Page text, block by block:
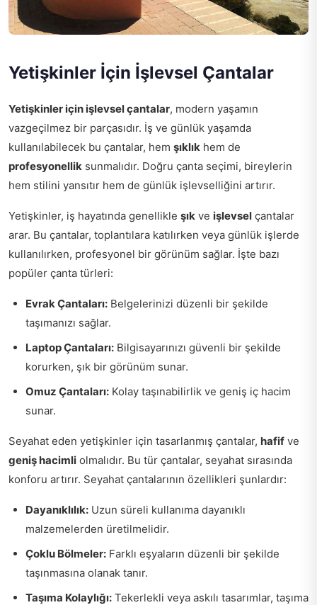
Yetişkinler İçin İşlevsel Çantalar
Yetişkinler için işlevsel çantalar, modern yaşamın
vazgeçilmez bir parçasıdır. İş ve günlük yaşamda
kullanılabilecek bu çantalar, hem şıklık hem de
profesyonellik sunmalıdır. Doğru çanta seçimi, bireylerin
hem stilini yansıtır hem de günlük işlevselliğini artırır.
Yetişkinler, iş hayatında genellikle şık ve işlevsel çantalar
arar. Bu çantalar, toplantılara katılırken veya günlük işlerde
kullanılırken, profesyonel bir görünüm sağlar. İşte bazı
popüler çanta türleri:
Evrak Çantaları: Belgelerinizi düzenli bir şekilde
taşımanızı sağlar.
Laptop Çantaları: Bilgisayarınızı güvenli bir şekilde
korurken, şık bir görünüm sunar.
Omuz Çantaları: Kolay taşınabilirlik ve geniş iç hacim
sunar.
Seyahat eden yetişkinler için tasarlanmış çantalar, hafif ve
geniş hacimli olmalıdır. Bu tür çantalar, seyahat sırasında
konforu artırır. Seyahat çantalarının özellikleri şunlardır:
Dayanıklılık: Uzun süreli kullanıma dayanıklı
malzemelerden üretilmelidir.
Çoklu Bölmeler: Farklı eşyaların düzenli bir şekilde
taşınmasına olanak tanır.
Taşıma Kolaylığı: Tekerlekli veya askılı tasarımlar, taşıma